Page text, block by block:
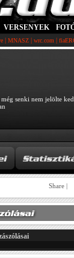
VERSENYEK
| MNASZ | wrc.com |
senki nem jelölte
Share |